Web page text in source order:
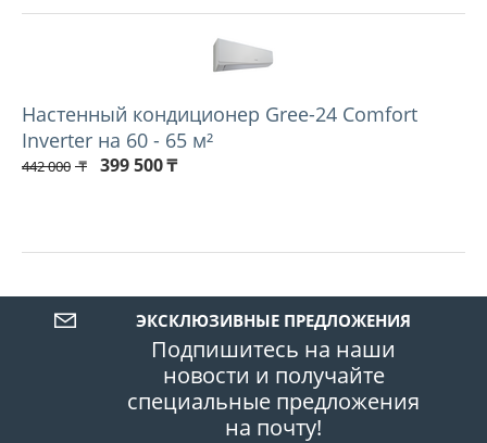
Настенный кондиционер Gree-24 Comfort
Inverter на 60 - 65 м²
442 000 ₸ 399 500₸
ЭКСКЛЮЗИВНЫЕ ПРЕДЛОЖЕНИЯ
Подпишитесь на наши
новости и получайте
специальные предложения
на почту!